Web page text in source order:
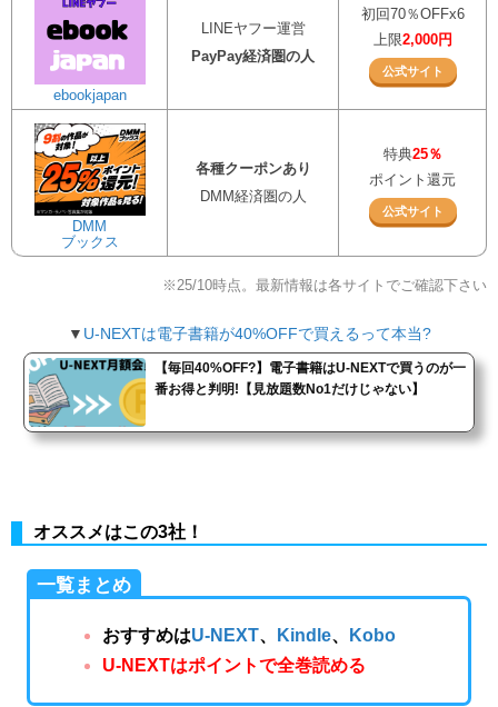
ebookjapan
LINEヤフー運営
PayPay経済圏の人
初回70％OFFx6
上限2,000円
公式サイト
DMM
ブックス
各種クーポンあり
DMM経済圏の人
特典25％
ポイント還元
公式サイト
※25/10時点。最新情報は各サイトでご確認下さい
▼ U-NEXTは電子書籍が40%OFFで買えるって本当?
【毎回40%OFF?】電子書籍はU-NEXTで買うのが一
番お得と判明!【見放題数No1だけじゃない】
オススメはこの3社！
一覧まとめ
おすすめはU-NEXT、 Kindle、
Kobo
U-NEXTはポイントで全巻読める